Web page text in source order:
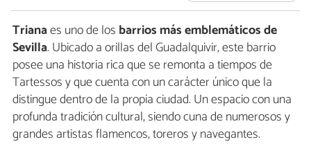
Trianaes uno de los barrios más emblemáticos de
Sevilla. Ubicado a orillas del Guadalquivir, este barrio
posee una historia rica que se remonta a tiempos de
Tartessos y que cuenta con un carácter único que la
distingue dentro de la propia ciudad. Un espacio con una
profunda tradición cultural, siendo cuna de numerosos y
grandes artistas flamencos, toreros y navegantes.